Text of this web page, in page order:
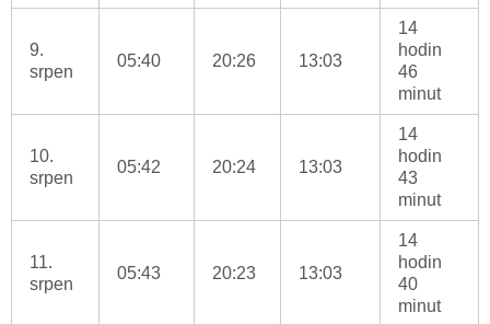
9.
srpen
05:40 20:26 13:03
14
hodin
46
minut
10.
srpen
05:42 20:24 13:03
14
hodin
43
minut
11.
srpen
05:43 20:23 13:03
14
hodin
40
minut